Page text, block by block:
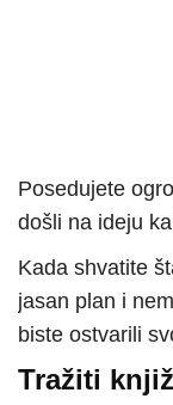
Posedujete
došli na ideju
Kada shvatite
jasan plan i
biste ostvarili
Tražiti